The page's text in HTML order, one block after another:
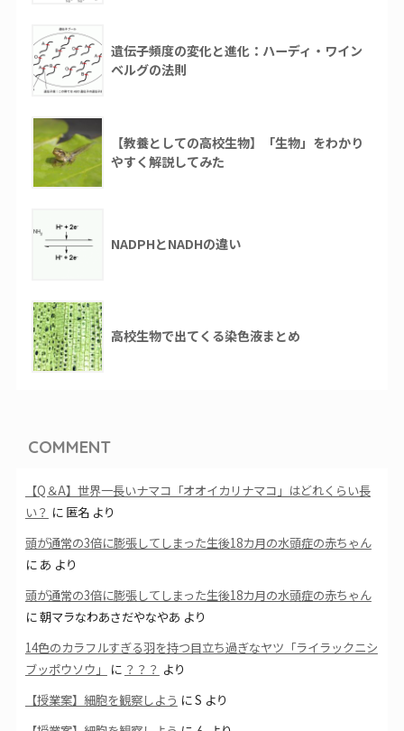
遺伝子頻度の変化と進化：ハーディ・ワイン
ベルグの法則
【教養としての高校生物】「生物」をわかり
やすく解説してみた
NADPHとNADHの違い
高校生物で出てくる染色液まとめ
COMMENT
【Q＆A】世界一長いナマコ「オオイカリナマコ」はどれくらい長
い？ に 匿名より
頭が通常の3倍に膨張してしまった生後18カ月の水頭症の赤ちゃん
に あ より
頭が通常の3倍に膨張してしまった生後18カ月の水頭症の赤ちゃん
に朝マラなわあさだやなやあ より
14色のカラフルすぎる羽を持つ目立ち過ぎなヤツ「ライラックニシ
ブッポウソウ」
に ？？？ より
【授業案】細胞を観察しよう にS より